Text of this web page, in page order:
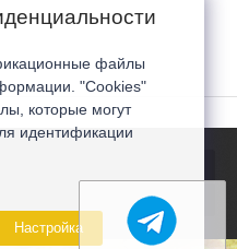
файлы
"Cookies"
которые могут
идентификации
Настройка